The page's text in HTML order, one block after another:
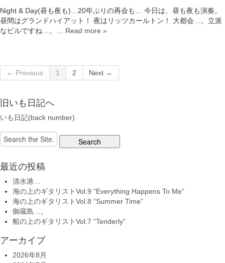
Night & Day(昼も夜も)…20年ぶりの再会も… 今日は、昼も夜も演奏。
昼間はグランドハイアット！ 夜はリッツカールトン！ 大都会…。立派
なビルですね…。… Read more »
← Previous 1 2 Next →
旧いも日記へ
いも日記(back number)
Search
for:
最近の投稿
清水港…
海の上のギタリストVol.9 “Everything Happens To Me”
海の上のギタリストVol.8 “Summer Time”
御蔵島…。
船の上のギタリストVol.7 “Tenderly”
アーカイブ
2026年8月